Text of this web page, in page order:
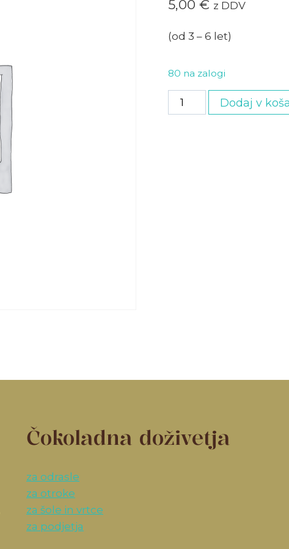
5,00 € z DDV
(od 3 – 6 let)
80 na zalogi
Malček
količina
Dodaj v
Čokoladna doživetja
za odrasle
za otroke
za šole in vrtce
za podjetja